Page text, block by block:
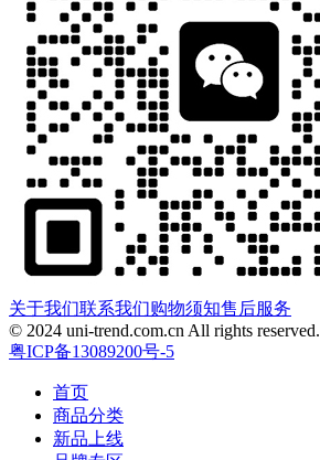
关于我们联系我们购物须知售后服务
© 2024 uni-trend.com.cn All rights reserved.
粤ICP备13089200号-5
首页
商品分类
新品上线